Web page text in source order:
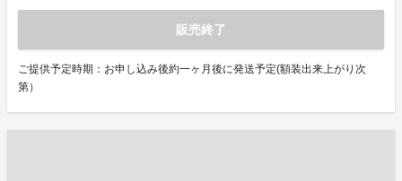
販売終了
ご提供予定時期：お申し込み後約一ヶ月後に発送予定(額装出来上がり次
第）